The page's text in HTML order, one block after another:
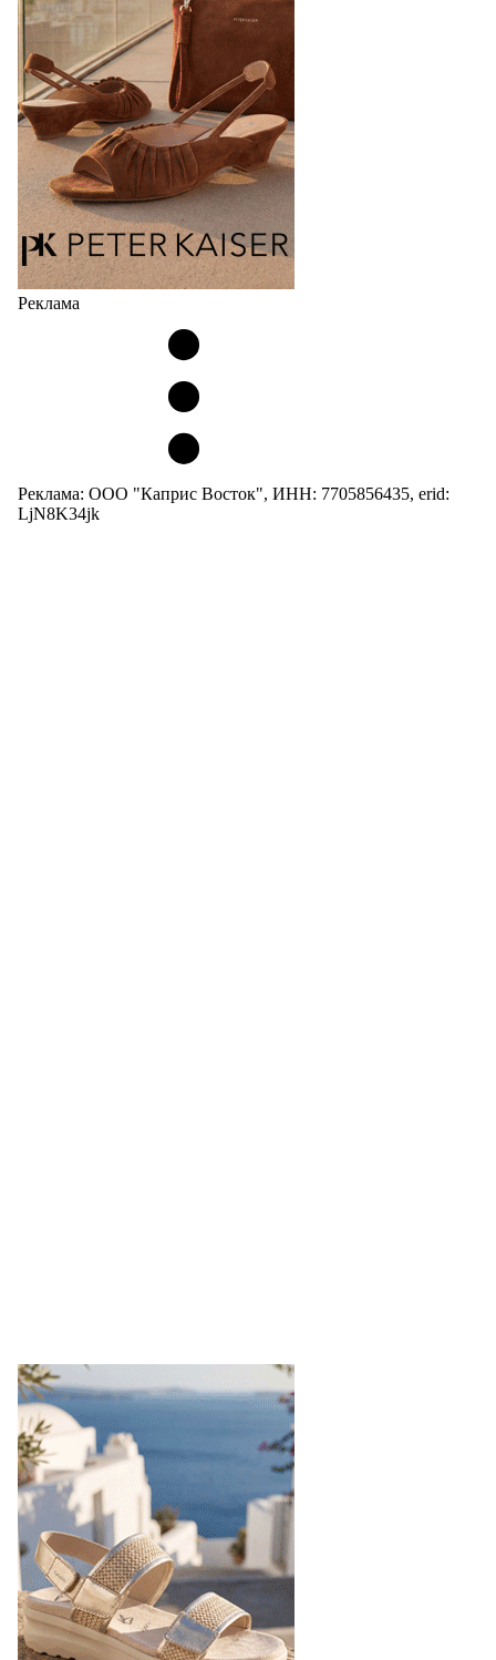
Реклама
Реклама: ООО "Каприс Восток", ИНН: 7705856435, erid:
LjN8K34jk